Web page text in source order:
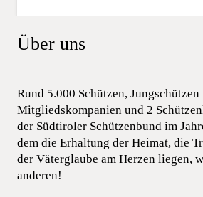
Über uns
Rund 5.000 Schützen, Jungschützen
Mitgliedskompanien und 2
der Südtiroler Schützenbund im
dem die Erhaltung der Heimat, die
der Väterglaube am Herzen liegen,
anderen!